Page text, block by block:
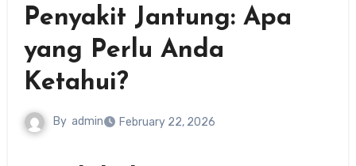
Penyakit Jantung: Apa
yang Perlu Anda
Ketahui?
By admin February 22, 2026